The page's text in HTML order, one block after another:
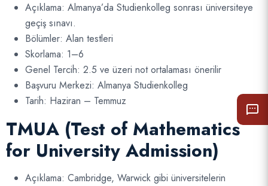
Açıklama: Almanya’da Studienkolleg sonrası üniversiteye
geçiş sınavı.
Bölümler: Alan testleri
Skorlama: 1–6
Genel Tercih: 2.5 ve üzeri not ortalaması önerilir
Başvuru Merkezi: Almanya Studienkolleg
Tarih: Haziran – Temmuz
TMUA (Test of Mathematics
for University Admission)
Açıklama: Cambridge, Warwick gibi üniversitelerin